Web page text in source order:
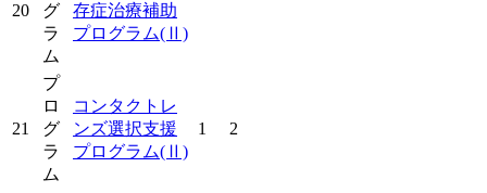
20
グ
ラ
ム
存症治療補助
プログラム(Ⅱ)
21
プ
ロ
グ
ラ
ム
コンタクトレ
ンズ選択支援
プログラム(Ⅱ)
1 2